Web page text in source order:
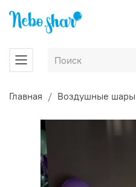
Главная Воздушные шары